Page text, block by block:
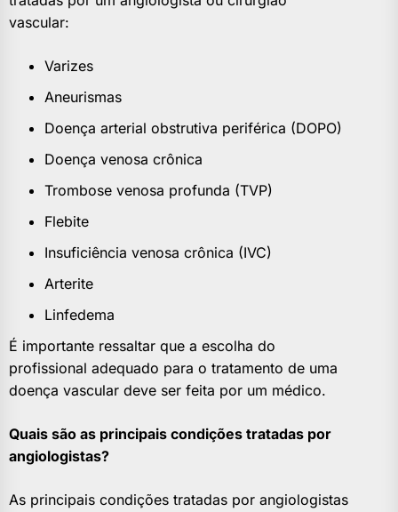
vascular:
Varizes
Aneurismas
Doença arterial obstrutiva periférica (DOPO)
Doença venosa crônica
Trombose venosa profunda (TVP)
Flebite
Insuficiência venosa crônica (IVC)
Arterite
Linfedema
É importante ressaltar que a escolha do
profissional adequado para o tratamento de uma
doença vascular deve ser feita por um médico.
Quais são as principais condições tratadas por
angiologistas?
As principais condições tratadas por angiologistas